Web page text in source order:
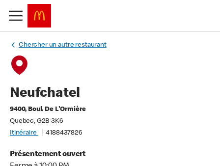
Chercher un autre restaurant
Neufchatel
9400, Boul. De L'Ormière
Quebec, G2B 3K6
Itinéraire
4188437826
Présentement ouvert